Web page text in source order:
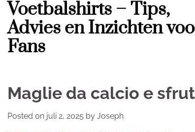
Skip
content
Voetbalshirts – Tips,
Advies en Inzichten
Fans
Maglie da calcio e
Posted on juli 2, 2025 by Joseph